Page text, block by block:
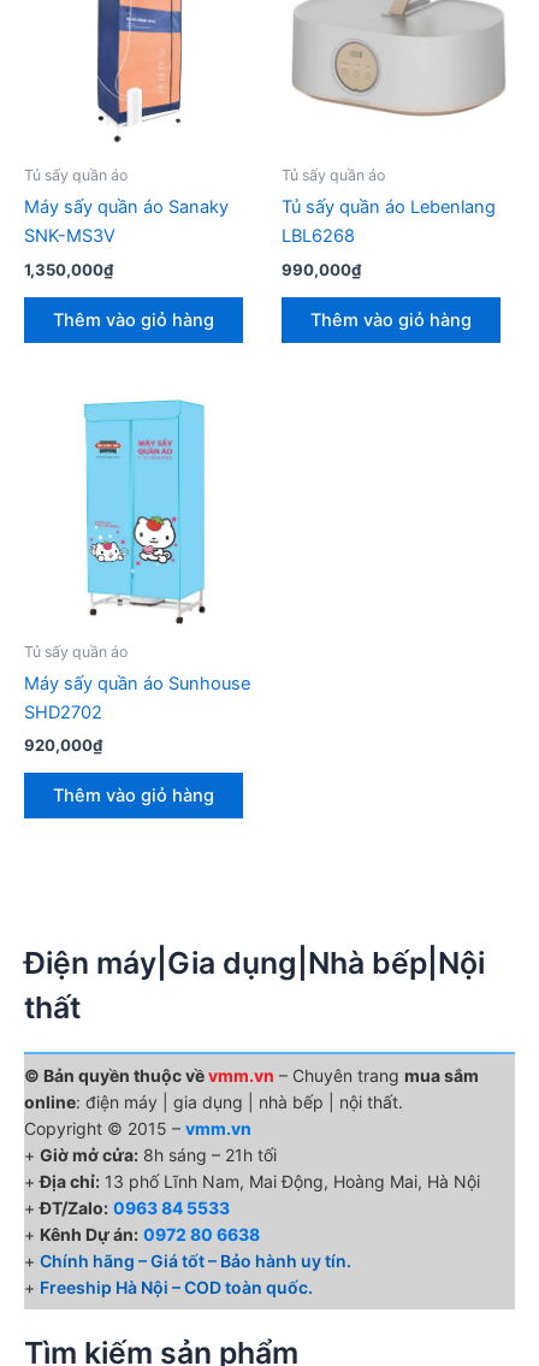
Tủ sấy quần áo
Máy sấy quần áo Sanaky
SNK-MS3V
1,350,000₫
Thêm vào giỏ hàng
Tủ sấy quần áo
Tủ sấy quần áo Lebenlang
LBL6268
990,000₫
Thêm vào giỏ hàng
Tủ sấy quần áo
Máy sấy quần áo Sunhouse
SHD2702
920,000₫
Thêm vào giỏ hàng
Điện máy|Gia dụng|Nhà bếp|Nội
thất
© Bản quyền thuộc vềvmm.vn – Chuyên trang mua sắm
online: điện máy | gia dụng | nhà bếp | nội thất.
Copyright © 2015 – vmm.vn
+ Giờ mở cửa: 8h sáng – 21h tối
+Địa chỉ: 13 phố Lĩnh Nam, Mai Động, Hoàng Mai, Hà Nội
+ĐT/Zalo: 0963 84 5533
+ Kênh Dự án: 0972 80 6638
+ Chính hãng – Giá tốt – Bảo hành uy tín.
+ Freeship Hà Nội – COD toàn quốc.
Tìm kiếm sản phẩm